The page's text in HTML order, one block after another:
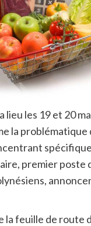
lieu les 19 et 20
la problématique
premier poste
la feuille de route